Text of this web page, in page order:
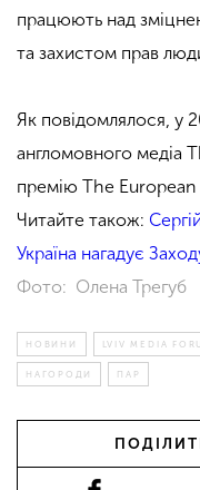
працюють над
та захистом прав
Як повідомлялося, у
англомовного медіа
премію The European
Читайте також:
Україна нагадує
Фото: Олена Трегуб
НОВИНИ LVIV MEDIA
НАГОРОДИ ПАР